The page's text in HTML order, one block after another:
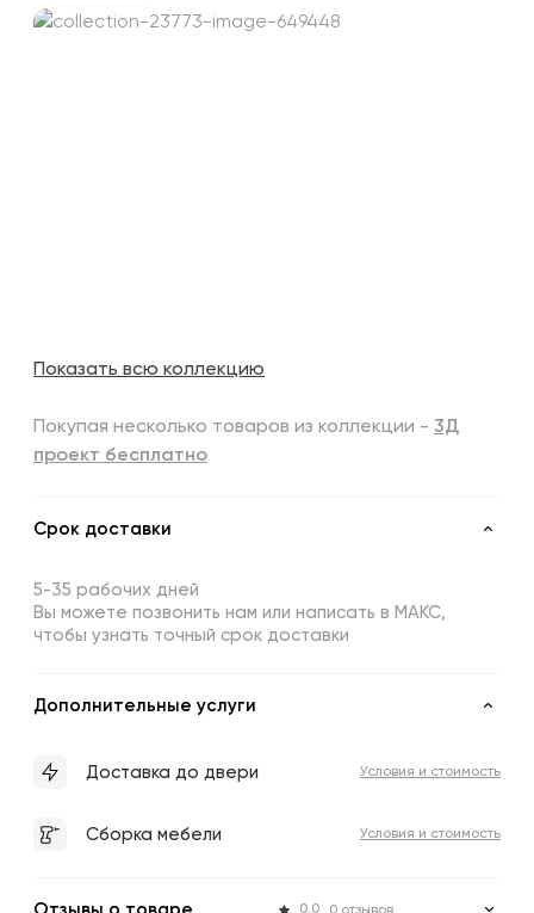
Показать всю коллекцию
Покупая несколько товаров из коллекции - 3Д
проект бесплатно
Срок доставки
5-35 рабочих дней
Вы можете позвонить нам или написать в МАКС,
чтобы узнать точный срок доставки
Дополнительные услуги
Доставка до двери Условия и стоимость
Сборка мебели Условия и стоимость
0.0